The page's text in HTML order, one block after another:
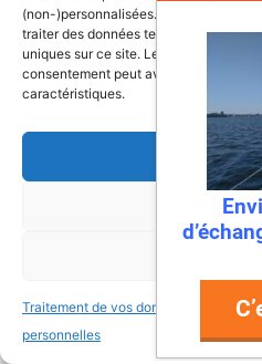
(non-)personnalisées. Consentir à
traiter des données telles que le
uniques sur ce site. Le fait de ne pas
consentement peut avoir un effet
caractéristiques.
Voir les
Traitement de vos données
personnelles
Découvrez nos
Lexique de la mer et
Lexique du nautisme